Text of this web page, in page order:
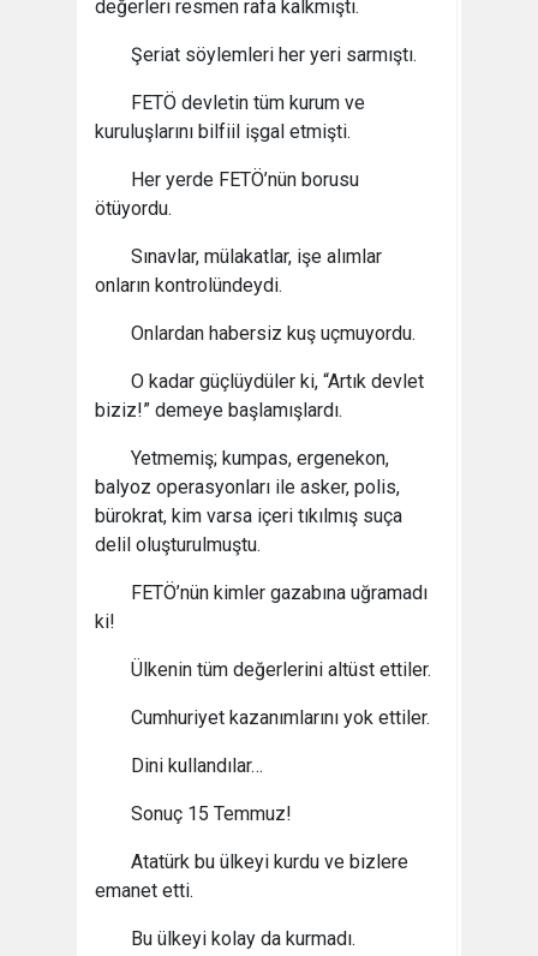
değerleri resmen rafa kalkmıştı.
Şeriat söylemleri her yeri sarmıştı.
FETÖ devletin tüm kurum ve
kuruluşlarını bilfiil işgal etmişti.
Her yerde FETÖ’nün borusu
ötüyordu.
Sınavlar, mülakatlar, işe alımlar
onların kontrolündeydi.
Onlardan habersiz kuş uçmuyordu.
O kadar güçlüydüler ki, “Artık devlet
biziz!” demeye başlamışlardı.
Yetmemiş; kumpas, ergenekon,
balyoz operasyonları ile asker, polis,
bürokrat, kim varsa içeri tıkılmış suça
delil oluşturulmuştu.
FETÖ’nün kimler gazabına uğramadı
ki!
Ülkenin tüm değerlerini altüst ettiler.
Cumhuriyet kazanımlarını yok ettiler.
Dini kullandılar…
Sonuç 15 Temmuz!
Atatürk bu ülkeyi kurdu ve bizlere
emanet etti.
Bu ülkeyi kolay da kurmadı.